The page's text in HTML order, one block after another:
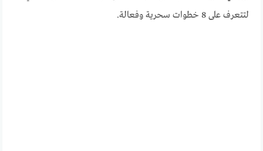
لتتعرف على 8 خطوات سحرية وفعالة.